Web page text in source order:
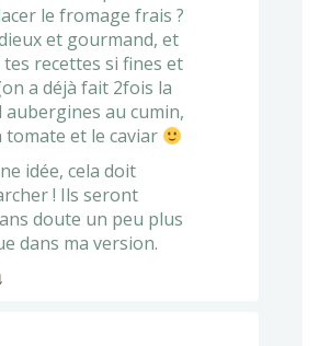
le fromage frais ?
et gourmand, et
recettes si fines et
a déjà fait 2fois la
au cumin,
tomate et le caviar
idée, cela doit
! Ils seront
doute un peu plus
dans ma version.